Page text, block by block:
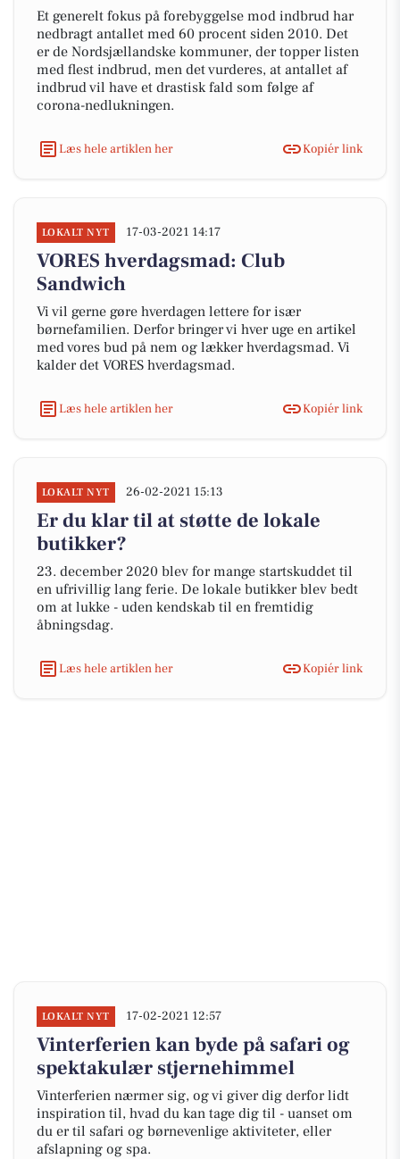
Et generelt fokus på forebyggelse mod indbrud har
nedbragt antallet med 60 procent siden 2010. Det
er de Nordsjællandske kommuner, der topper listen
med flest indbrud, men det vurderes, at antallet af
indbrud vil have et drastisk fald som følge af
corona-nedlukningen.
Læs hele artiklen her Kopiér link
LOKALT NYT 17-03-2021 14:17
VORES hverdagsmad: Club
Sandwich
Vi vil gerne gøre hverdagen lettere for især
børnefamilien. Derfor bringer vi hver uge en artikel
med vores bud på nem og lækker hverdagsmad. Vi
kalder det VORES hverdagsmad.
Læs hele artiklen her Kopiér link
LOKALT NYT 26-02-2021 15:13
Er du klar til at støtte de lokale
butikker?
23. december 2020 blev for mange startskuddet til
en ufrivillig lang ferie. De lokale butikker blev bedt
om at lukke - uden kendskab til en fremtidig
åbningsdag.
Læs hele artiklen her Kopiér link
LOKALT NYT 17-02-2021 12:57
Vinterferien kan byde på safari og
spektakulær stjernehimmel
Vinterferien nærmer sig, og vi giver dig derfor lidt
inspiration til, hvad du kan tage dig til - uanset om
du er til safari og børnevenlige aktiviteter, eller
afslapning og spa.